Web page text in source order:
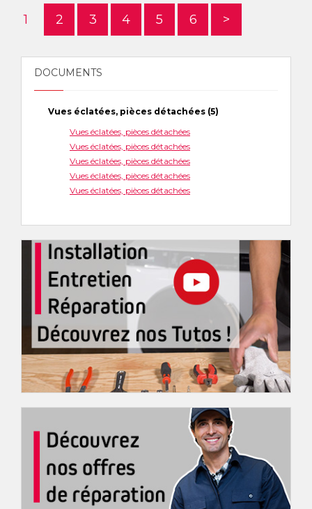
1 2 3 4 5 6 >
DOCUMENTS
Vues éclatées, pièces détachées (5)
Vues éclatées, pièces détachées
Vues éclatées, pièces détachées
Vues éclatées, pièces détachées
Vues éclatées, pièces détachées
Vues éclatées, pièces détachées